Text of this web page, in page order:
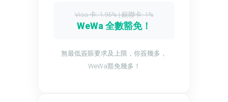
Visa 卡: 1.95% | 銀聯卡: 1%
WeWa 全數豁免！
無最低簽賬要求及上限，你簽幾多，
WeWa豁免幾多！